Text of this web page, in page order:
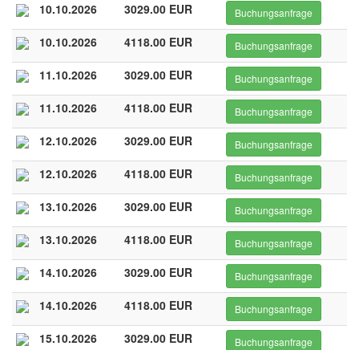
10.10.2026 3029.00 EUR Buchungsanfrage
10.10.2026 4118.00 EUR Buchungsanfrage
11.10.2026 3029.00 EUR Buchungsanfrage
11.10.2026 4118.00 EUR Buchungsanfrage
12.10.2026 3029.00 EUR Buchungsanfrage
12.10.2026 4118.00 EUR Buchungsanfrage
13.10.2026 3029.00 EUR Buchungsanfrage
13.10.2026 4118.00 EUR Buchungsanfrage
14.10.2026 3029.00 EUR Buchungsanfrage
14.10.2026 4118.00 EUR Buchungsanfrage
15.10.2026 3029.00 EUR Buchungsanfrage